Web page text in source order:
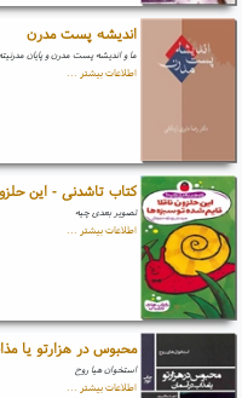
اندیشه پست مدرن
ما و اندیشه پست مدرن و پایان
اطلاعات بیشتر ...
کتاب تاشدنی - این
تصویر بعدی چیه
اطلاعات بیشتر ...
محبوس در هزارتو یا
استخوان هیا روح
اطلاعات بیشتر ...